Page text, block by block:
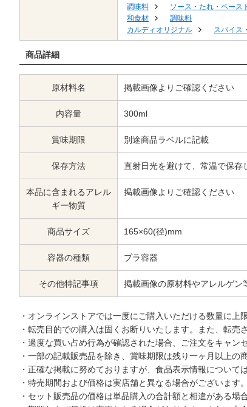
調味料
ソース・たれ・ペース
和食材
調味料
カルディオリジナル
スパイス
商品詳細
原材料名 掲載画像よりご確認ください
内容量 300ml
賞味期限 別途商品ラベルに記載
保存方法 直射日光を避けて、常温で保存
本品に含まれるアレル
ギー物質
掲載画像よりご確認ください
商品サイズ 165×60(径)mm
容器の種類 プラ容器
その他特記事項 掲載画像の原材料やアレルゲン
・オンラインストアでは一度にご購入いただける数量に上
・転売目的での購入は固くお断りいたします。また、転売
・過度な買い占め行為が確認された場合、ご注文をキャン
・一部の記載販売品を除き、賞味期限は残り一ヶ月以上の
・正確な掲載に努めておりますが、食品表示情報について
・特売期間および価格は実店舗と異なる場合がございます。
・セット販売品の価格は単品購入の合計額と相違がある場